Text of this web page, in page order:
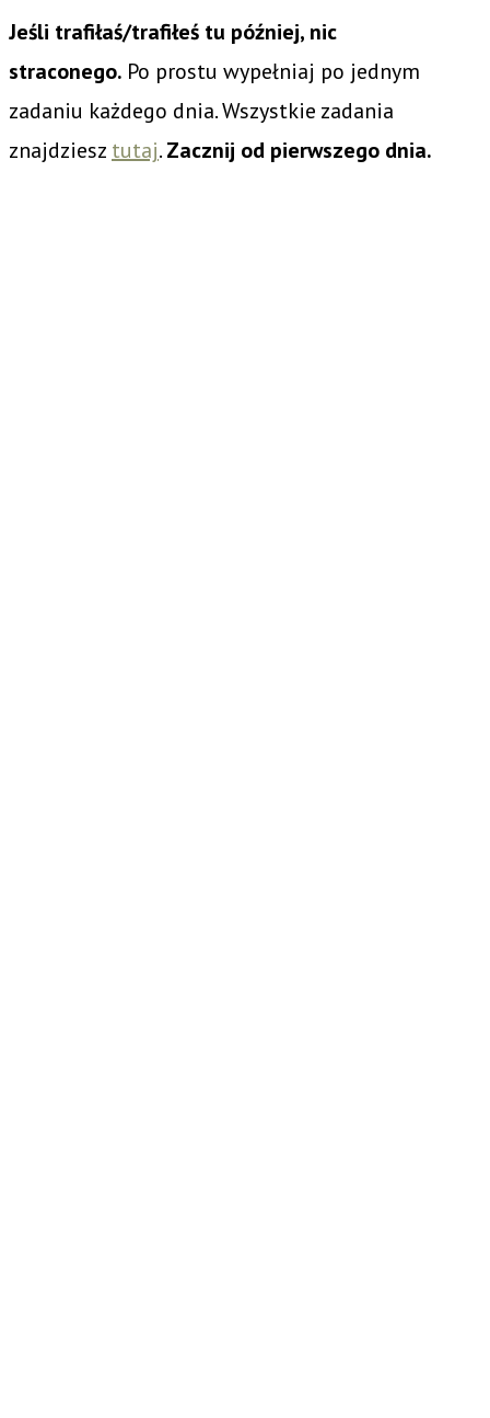
Jeśli trafiłaś/trafiłeś tu później, nic
straconego. Po prostu wypełniaj po jednym
zadaniu każdego dnia. Wszystkie zadania
znajdziesz tutaj.Zacznij od pierwszego dnia.